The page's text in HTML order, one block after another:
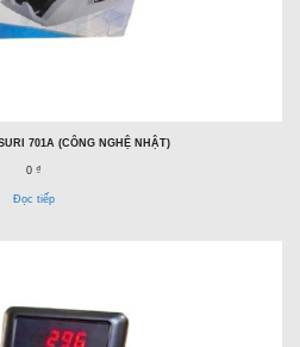
701A (CÔNG NGHỆ NHẬT)
0 ₫
Đọc tiếp